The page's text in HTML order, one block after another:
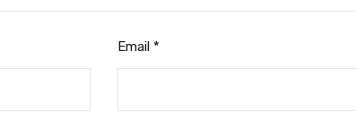
Email *